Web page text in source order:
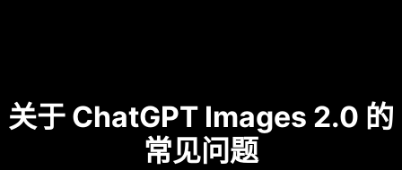
关于 ChatGPT Images 2.0 的
常见问题